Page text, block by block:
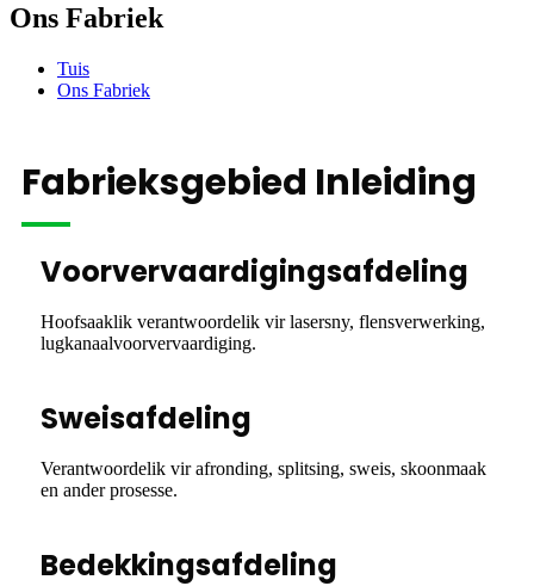
Ons Fabriek
Tuis
Ons Fabriek
Fabrieksgebied Inleiding
Voorvervaardigingsafdeling
Hoofsaaklik verantwoordelik vir lasersny, flensverwerking,
lugkanaalvoorvervaardiging.
Sweisafdeling
Verantwoordelik vir afronding, splitsing, sweis, skoonmaak
en ander prosesse.
Bedekkingsafdeling